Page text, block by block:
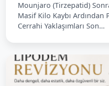
Mounjaro (Tirzepatid)
Masif Kilo Kaybı
Cerrahi Yaklaşımları Son…